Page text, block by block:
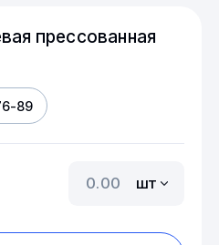
прессованная
89
шт